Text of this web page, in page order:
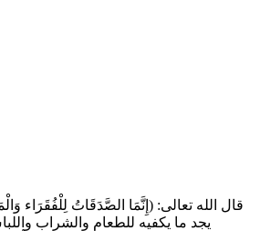
يجد ما يكفيه للطعام والشراب